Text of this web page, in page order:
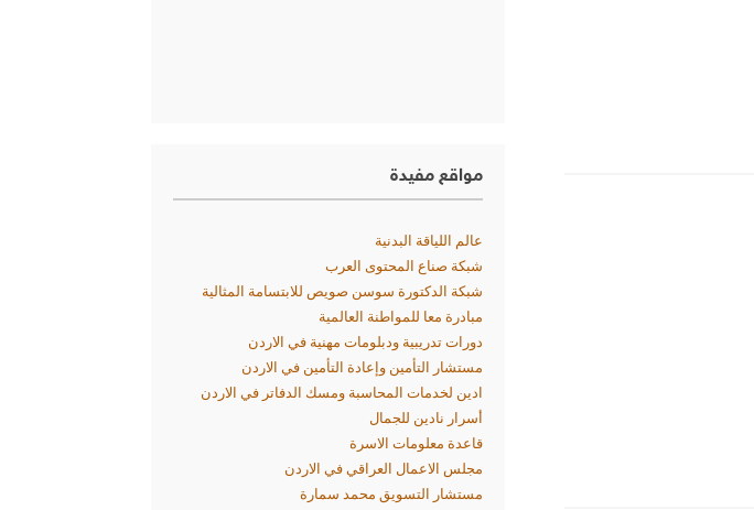
مواقع مفيدة
عالم اللياقة البدنية
شبكة صناع المحتوى العرب
شبكة الدكتورة سوسن صويص للابتسامة المثالية
مبادرة معا للمواطنة العالمية
دورات تدريبية ودبلومات مهنية في الاردن
مستشار التأمين وإعادة التأمين في الاردن
ادين لخدمات المحاسبة ومسك الدفاتر في الاردن
أسرار نادين للجمال
قاعدة معلومات الاسرة
مجلس الاعمال العراقي في الاردن
مستشار التسويق محمد سمارة